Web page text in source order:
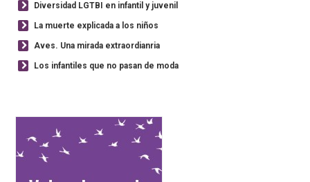
Diversidad LGTBI en infantil y juvenil
La muerte explicada a los niños
Aves. Una mirada extraordianria
Los infantiles que no pasan de moda